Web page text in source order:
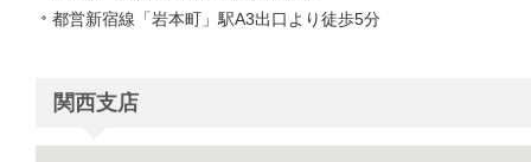
都営新宿線「岩本町」駅A3出口より徒歩5分
関西支店